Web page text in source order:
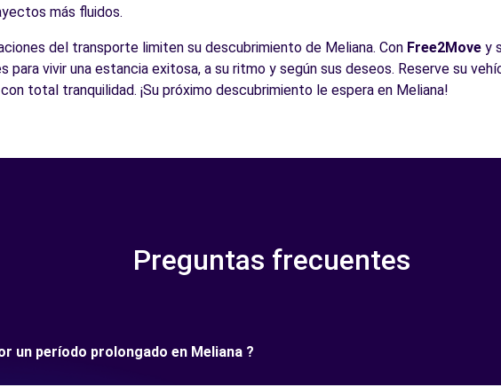
las agencias
más fluidos.
del transporte limiten su descubrimiento de Meliana. Con Free2Move y
para vivir una estancia exitosa, a su ritmo y según sus deseos. Reserve su
total tranquilidad. ¡Su próximo descubrimiento le espera en Meliana!
Preguntas frecuentes
un período prolongado en Meliana ?